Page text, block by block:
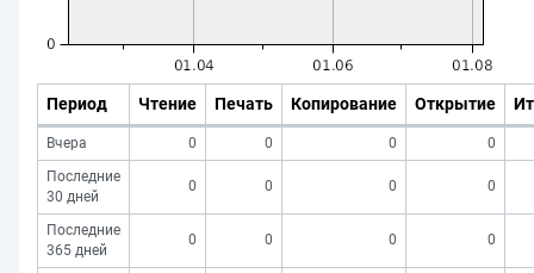
Период Чтение Печать Копирование Открытие
Вчера 0 0 0
0
Последние
30 дней
0 0 0 0
Последние
365 дней
0 0 0 0